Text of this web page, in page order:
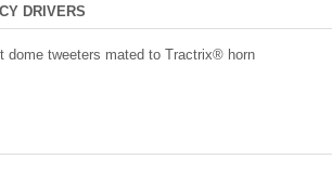
DRIVERS
dome tweeters mated to Tractrix® horn